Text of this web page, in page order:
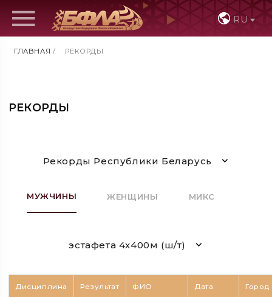
RU
ГЛАВНАЯ / РЕКОРДЫ
РЕКОРДЫ
Рекорды Республики Беларусь
МУЖЧИНЫ ЖЕНЩИНЫ МИКС
эстафета 4х400м (ш/т)
Дисциплина Результат
ФИО
Дата Город